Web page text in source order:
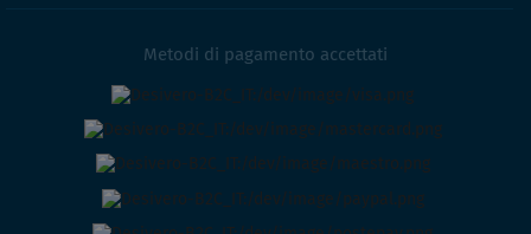
Metodi di pagamento accettati